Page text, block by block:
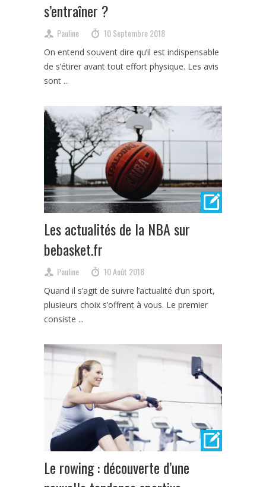
s’entraîner ?
Pauline 10 Septembre 2018
On entend souvent dire qu’il est indispensable
de s’étirer avant tout effort physique. Les avis
sont ...
Les actualités de la NBA sur
bebasket.fr
Pauline 10 Août 2018
Quand il s’agit de suivre l’actualité d’un sport,
plusieurs choix s’offrent à vous. Le premier
consiste ...
Le rowing : découverte d’une